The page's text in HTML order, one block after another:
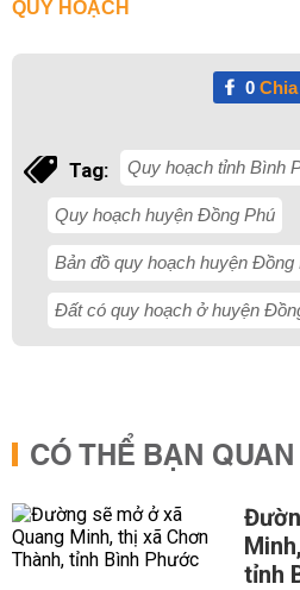
QUY HOẠCH
0Chia
Tag: Quy hoạch tỉnh Bình
Quy hoạch huyện Đồng Phú
Bản đồ quy hoạch huyện Đồng
Đất có quy hoạch ở huyện
CÓ THỂ BẠN
tỉnh